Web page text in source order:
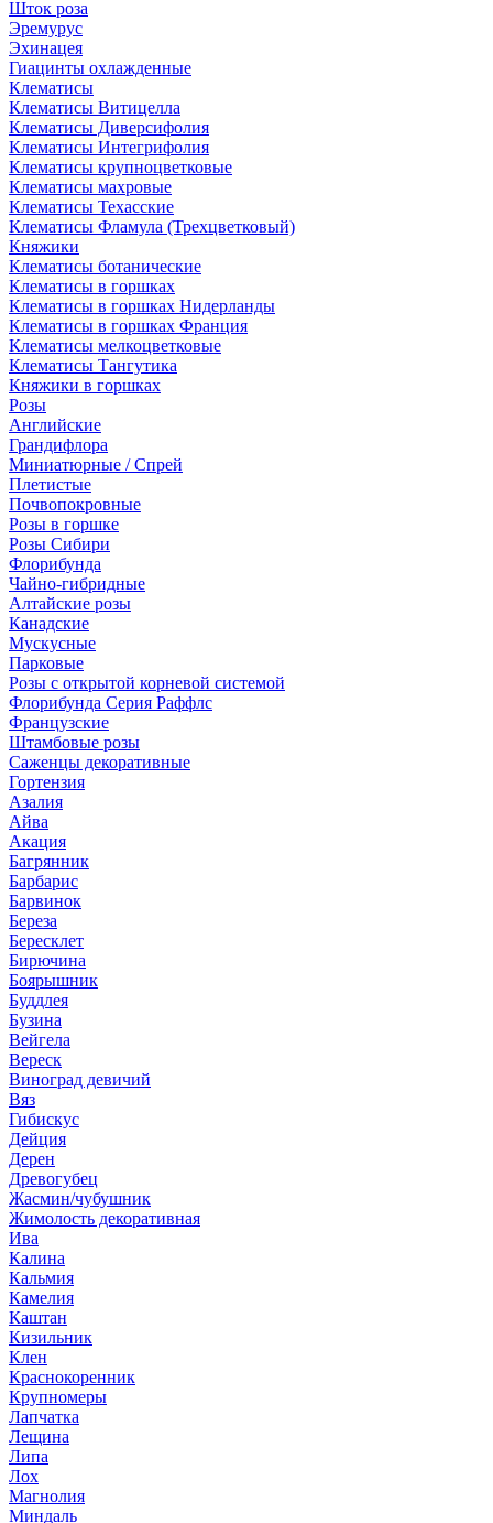
Шток роза
Эремурус
Эхинацея
Гиацинты охлажденные
Клематисы
Клематисы Витицелла
Клематисы Диверсифолия
Клематисы Интегрифолия
Клематисы крупноцветковые
Клематисы махровые
Клематисы Техасские
Клематисы Фламула (Трехцветковый)
Княжики
Клематисы ботанические
Клематисы в горшках
Клематисы в горшках Нидерланды
Клематисы в горшках Франция
Клематисы мелкоцветковые
Клематисы Тангутика
Княжики в горшках
Розы
Английские
Грандифлора
Миниатюрные / Спрей
Плетистые
Почвопокровные
Розы в горшке
Розы Сибири
Флорибунда
Чайно-гибридные
Алтайские розы
Канадские
Мускусные
Парковые
Розы с открытой корневой системой
Флорибунда Серия Раффлс
Французские
Штамбовые розы
Саженцы декоративные
Гортензия
Азалия
Айва
Акация
Багрянник
Барбарис
Барвинок
Береза
Бересклет
Бирючина
Боярышник
Буддлея
Бузина
Вейгела
Вереск
Виноград девичий
Вяз
Гибискус
Дейция
Дерен
Древогубец
Жасмин/чубушник
Жимолость декоративная
Ива
Калина
Кальмия
Камелия
Каштан
Кизильник
Клен
Краснокоренник
Крупномеры
Лапчатка
Лещина
Липа
Лох
Магнолия
Миндаль